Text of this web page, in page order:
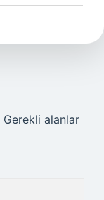
Gerekli alanlar